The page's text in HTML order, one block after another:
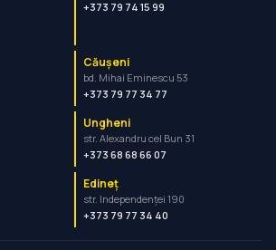
+373 79 74 15 99
Căușeni
bd. Mihai Eminescu 53
+373 79 77 34 77
Ungheni
str. Alexandru cel Bun 31
+373 68 68 66 07
Edineț
str. Independenței 190
+373 79 77 34 40